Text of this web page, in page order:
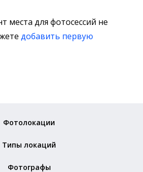
места для фотосессий не
добавить первую
Фотолокации
Типы локаций
Фотографы